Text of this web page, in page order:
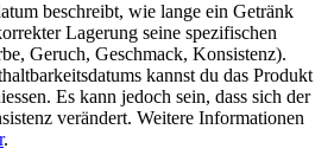
beschreibt, wie lange ein Getränk
Lagerung seine spezifischen
Geruch, Geschmack, Konsistenz).
kannst du das Produkt
Es kann jedoch sein, dass sich der
verändert. Weitere Informationen
.